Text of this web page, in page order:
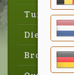
Tuin
Dier
Brood &